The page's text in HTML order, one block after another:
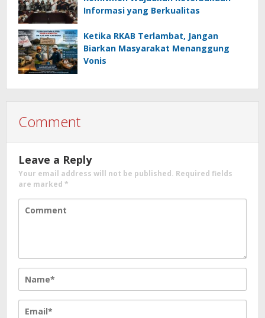
Informasi yang Berkualitas
Ketika RKAB Terlambat, Jangan
Biarkan Masyarakat Menanggung
Vonis
Comment
Leave a Reply
Your email address will not be published. Required fields
are marked *